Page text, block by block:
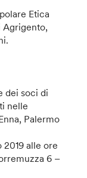
Etica
Agrigento,
dei soci di
nelle
Palermo
2019 alle ore
6 –